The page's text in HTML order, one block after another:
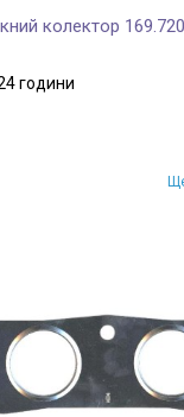
колектор
години